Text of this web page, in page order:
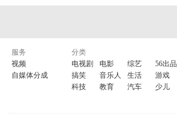
服务
视频
自媒体分成
分类
电视剧
电影 综艺 56出品
搞笑
音乐人 生活 游戏
科技
教育 汽车 少儿